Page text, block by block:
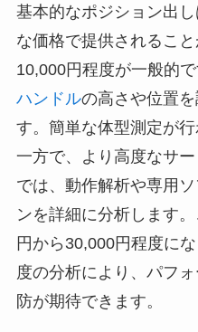
基本的なポジション出
な価格で提供されるこ
10,000円程度が一般的で
ハンドルの高さや位置
す。簡単な体型測定が行
一方で、より高度なサ
では、動作解析や専用
ンを詳細に分析します
円から30,000円程度に
度の分析により、パフ
防が期待できます。